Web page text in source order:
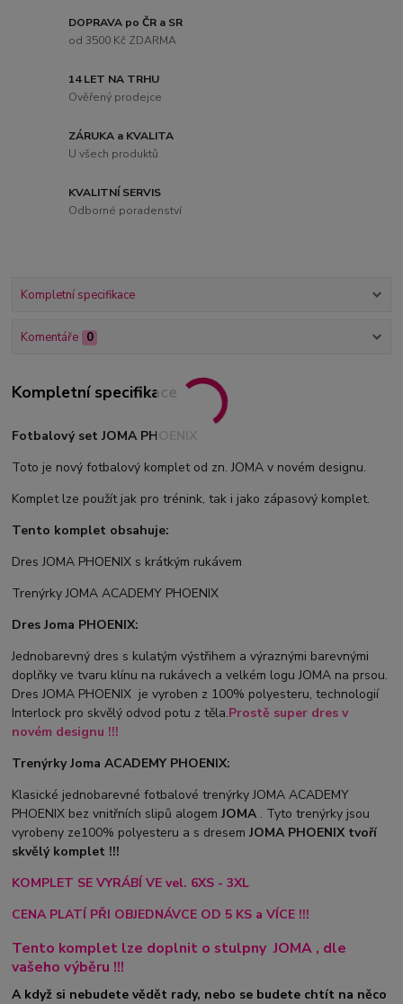
DOPRAVA po ČR a SR
od 3500 Kč ZDARMA
14 LET NA TRHU
Ověřený prodejce
ZÁRUKA a KVALITA
U všech produktů
KVALITNÍ SERVIS
Odborné poradenství
Kompletní specifikace
Komentáře 0
Kompletní specifikace
Fotbalový set JOMA PHOENIX
Toto je nový fotbalový komplet od zn. JOMA v novém designu.
Komplet lze použít jak pro trénink, tak i jako zápasový komplet.
Tento komplet obsahuje:
Dres JOMA PHOENIX s krátkým rukávem
Trenýrky JOMA ACADEMY PHOENIX
Dres Joma PHOENIX:
Jednobarevný dres s kulatým výstřihem a výraznými barevnými
doplňky ve tvaru klínu na rukávech a velkém logu JOMA na prsou.
Dres JOMA PHOENIX je vyroben z 100% polyesteru, technologií
Interlock pro skvělý odvod potu z těla.Prostě super dres v
novém designu !!!
Trenýrky Joma ACADEMY PHOENIX:
Klasické jednobarevné fotbalové trenýrky JOMA ACADEMY
PHOENIX bez vnitřních slipů alogem JOMA . Tyto trenýrky jsou
vyrobeny ze100% polyesteru a s dresemJOMA PHOENIX tvoří
skvělý komplet !!!
KOMPLET SE VYRÁBÍ VE vel. 6XS - 3XL
CENA PLATÍ PŘI OBJEDNÁVCE OD 5 KS a VÍCE !!!
Tento komplet lze doplnit o stulpny JOMA , dle
vašeho výběru !!!
A když si nebudete vědět rady, nebo se budete chtít na něco